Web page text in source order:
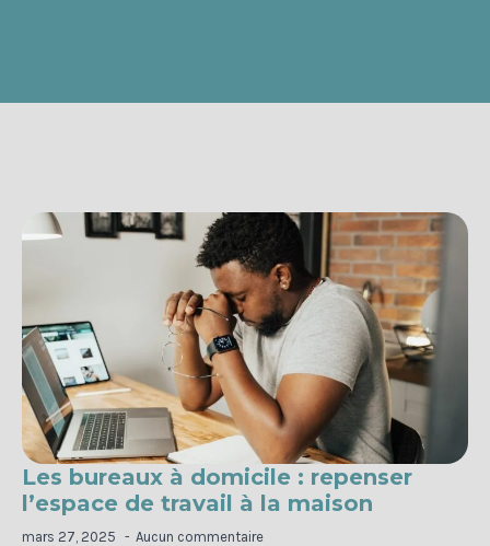
Les bureaux à domicile : repenser
l’espace de travail à la maison
mars 27, 2025 Aucun commentaire